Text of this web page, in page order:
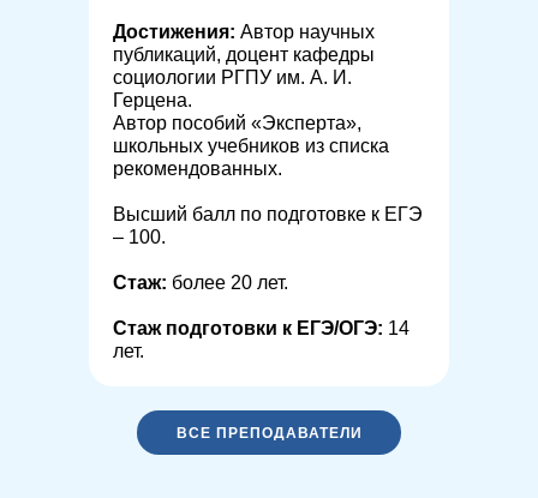
Достижения: Автор научных
публикаций, доцент кафедры
социологии РГПУ им. А. И.
Герцена.
Автор пособий «Эксперта»,
школьных учебников из списка
рекомендованных.
Высший балл по подготовке к ЕГЭ
– 100.
Стаж: более 20 лет.
Стаж подготовки к ЕГЭ/ОГЭ: 14
лет.
ВСЕ ПРЕПОДАВАТЕЛИ